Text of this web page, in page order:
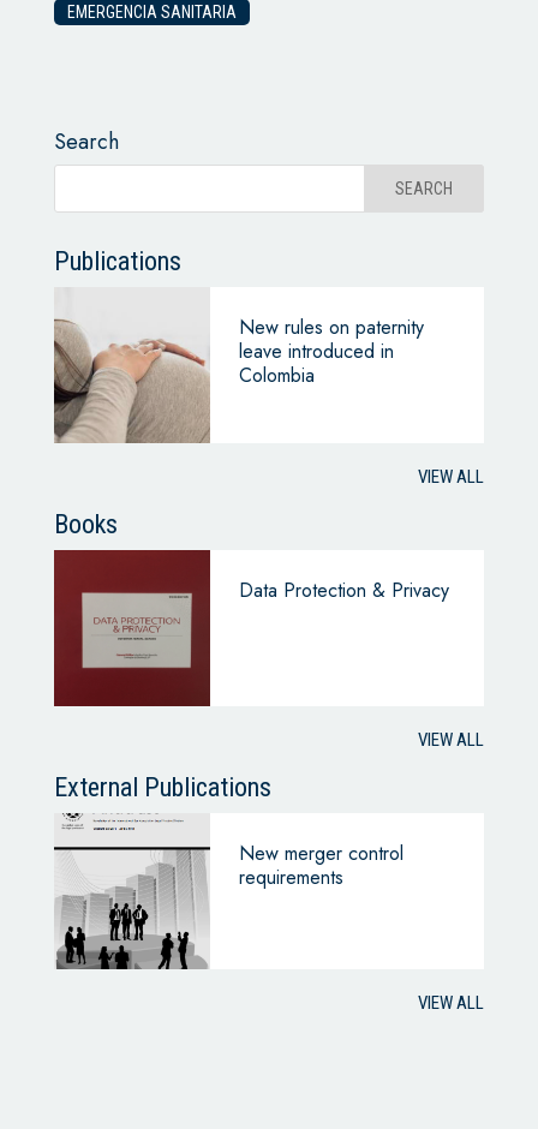
EMERGENCIA SANITARIA
Search
Publications
New rules on paternity
leave introduced in
Colombia
VIEW ALL
Books
Data Protection & Privacy
VIEW ALL
External Publications
New merger control
requirements
VIEW ALL